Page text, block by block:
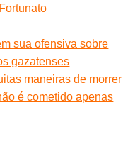
sua ofensiva sobre
gazatenses
maneiras de morrer
é cometido apenas